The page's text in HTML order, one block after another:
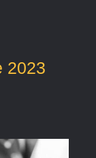
2023